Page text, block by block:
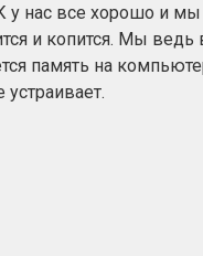
у нас все хорошо и
и копится. Мы
память на